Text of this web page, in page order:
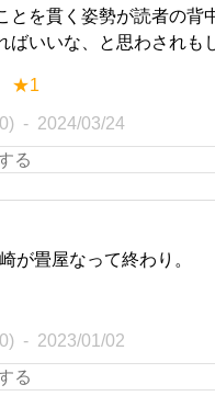
とを貫く姿勢が読者の背
ばいいな、と思わされも
★1
2024/03/24
が畳屋なって終わり。
2023/01/02